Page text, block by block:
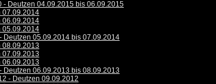
- Deutzen 04.09.2015 bis 06.09.2015
07.09.2014
06.09.2014
05.09.2014
Deutzen 05.09.2014 bis 07.09.2014
08.09.2013
07.09.2013
06.09.2013
Deutzen 06.09.2013 bis 08.09.2013
- Deutzen 09.09.2012